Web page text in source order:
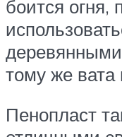
боится огня,
тому же вата
Пенопласт